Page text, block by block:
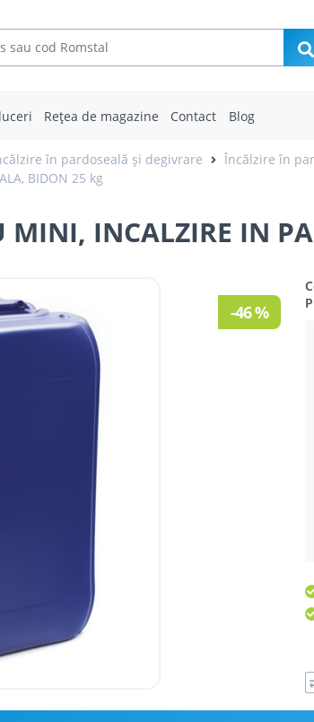
Rețea de magazine Contact Blog
în pardoseală și degivrare Încălzire în
BIDON 25 kg
MINI, INCALZIRE IN
-46 %